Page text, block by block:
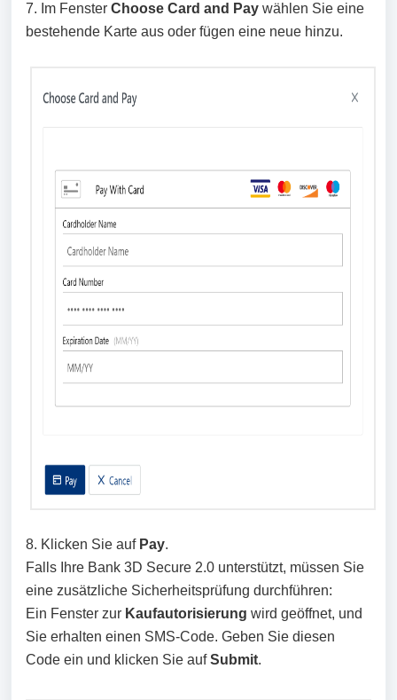
7. Im Fenster Choose Card and Pay wählen Sie eine
bestehende Karte aus oder fügen eine neue hinzu.
8. Klicken Sie auf Pay.
Falls Ihre Bank 3D Secure 2.0 unterstützt, müssen Sie
eine zusätzliche Sicherheitsprüfung durchführen:
Ein Fenster zur Kaufautorisierung wird geöffnet, und
Sie erhalten einen SMS-Code. Geben Sie diesen
Code ein und klicken Sie aufSubmit.